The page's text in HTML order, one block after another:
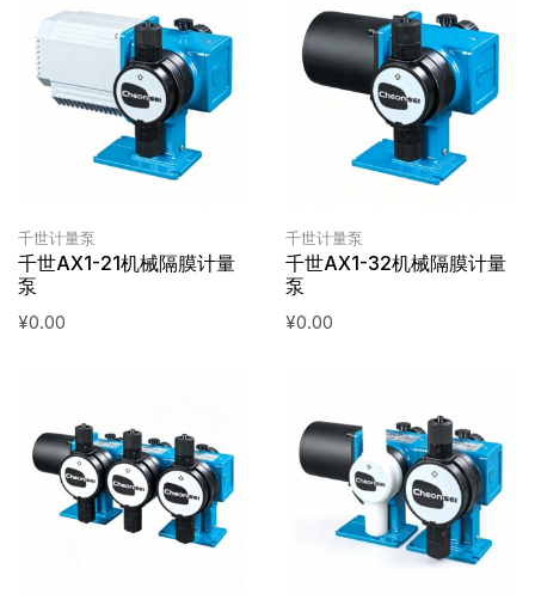
千世计量泵
千世AX1-21机械隔膜计量
泵
¥0.00
千世计量泵
千世AX1-32机械隔膜计量
泵
¥0.00